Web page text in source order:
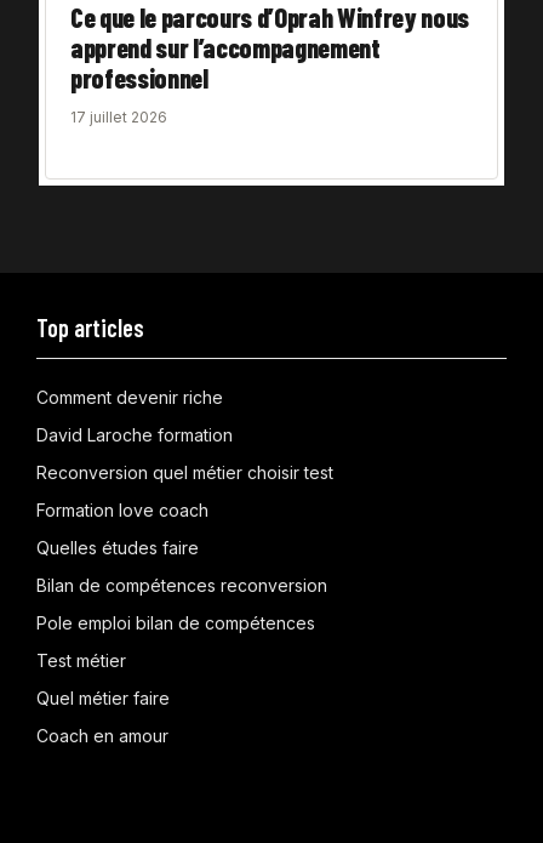
Ce que le parcours d’Oprah Winfrey nous
apprend sur l’accompagnement
professionnel
17 juillet 2026
Top articles
Comment devenir riche
David Laroche formation
Reconversion quel métier choisir test
Formation love coach
Quelles études faire
Bilan de compétences reconversion
Pole emploi bilan de compétences
Test métier
Quel métier faire
Coach en amour